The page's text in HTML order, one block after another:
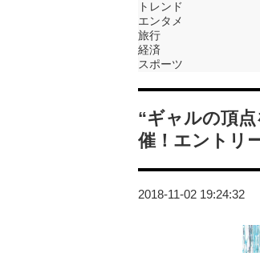
トレンド
エンタメ
旅行
経済
スポーツ
“ギャルの頂
催！エントリ
2018-11-02 19:24:32